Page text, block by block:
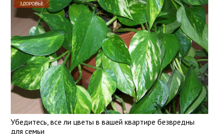
ЗДОРОВЬЕ
Убедитесь, все ли цветы в вашей квартире безвредны
для семьи